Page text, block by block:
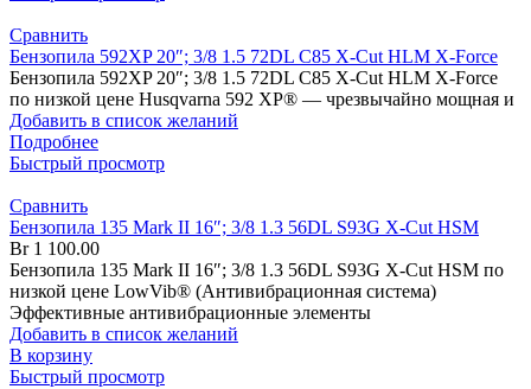
Сравнить
Бензопила 592XP 20″; 3/8 1.5 72DL C85 X-Cut HLM X-Force
Бензопила 592XP 20″; 3/8 1.5 72DL C85 X-Cut HLM X-Force
по низкой цене Husqvarna 592 XP® — чрезвычайно мощная и
Добавить в список желаний
Подробнее
Быстрый просмотр
Сравнить
Бензопила 135 Mark II 16″; 3/8 1.3 56DL S93G X-Cut HSM
Br1 100.00
Бензопила 135 Mark II 16″; 3/8 1.3 56DL S93G X-Cut HSM по
низкой цене LowVib® (Антивибрационная система)
Эффективные антивибрационные элементы
Добавить в список желаний
В корзину
Быстрый просмотр